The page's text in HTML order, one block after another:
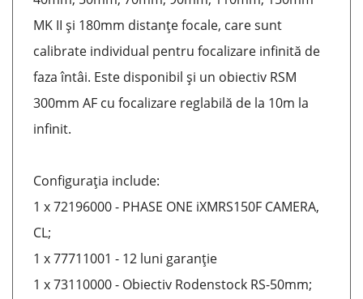
MK II și 180mm distanțe focale, care sunt
calibrate individual pentru focalizare infinită de
faza întâi. Este disponibil și un obiectiv RSM
300mm AF cu focalizare reglabilă de la 10m la
infinit.
Configurația include:
1 x 72196000 - PHASE ONE iXMRS150F CAMERA,
CL;
1 x 77711001 - 12 luni garanție
1 x 73110000 - Obiectiv Rodenstock RS-50mm;